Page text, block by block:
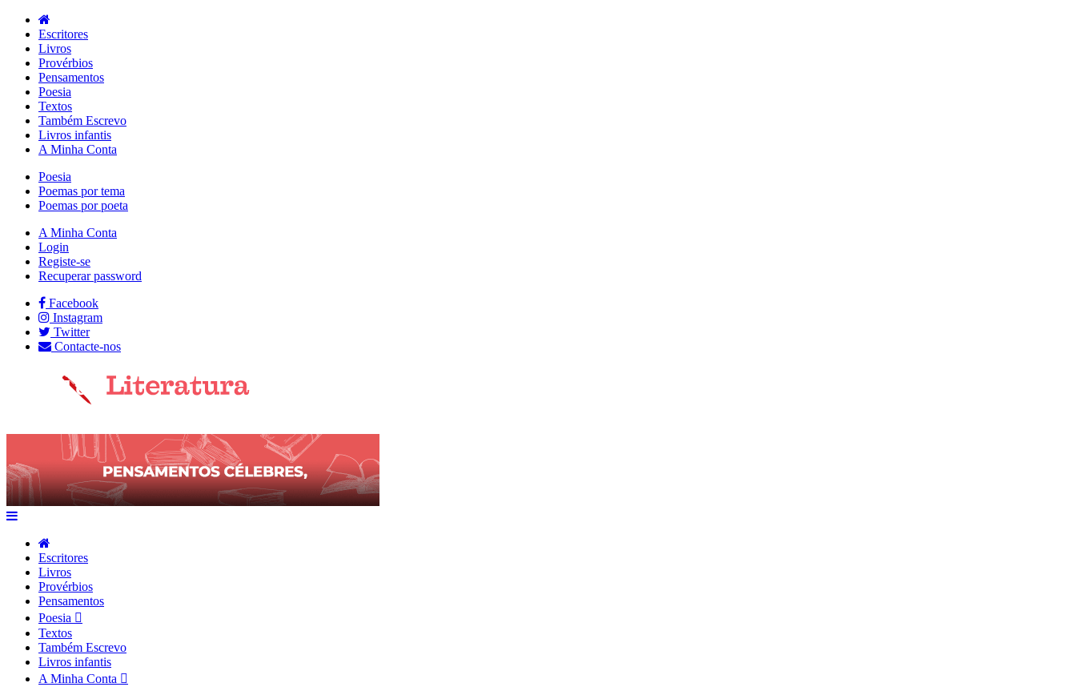
Escritores
Livros
Provérbios
Pensamentos
Poesia
Textos
Também Escrevo
Livros infantis
A Minha Conta
Poesia
Poemas por tema
Poemas por poeta
A Minha Conta
Login
Registe-se
Recuperar password
Facebook
Instagram
Twitter
Contacte-nos
Escritores
Livros
Provérbios
Pensamentos
Poesia
Textos
Também Escrevo
Livros infantis
A Minha Conta